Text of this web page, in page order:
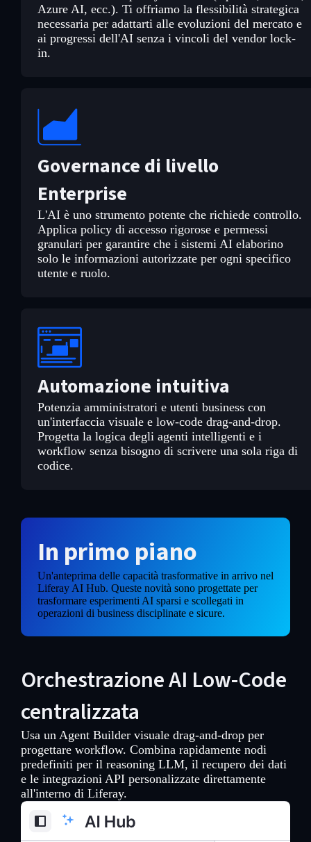
Azure AI, ecc.). Ti offriamo la flessibilità strategica
necessaria per adattarti alle evoluzioni del mercato e
ai progressi dell'AI senza i vincoli del vendor lock-
in.
Governance di livello
Enterprise
L'AI è uno strumento potente che richiede controllo.
Applica policy di accesso rigorose e permessi
granulari per garantire che i sistemi AI elaborino
solo le informazioni autorizzate per ogni specifico
utente e ruolo.
Automazione intuitiva
Potenzia amministratori e utenti business con
un'interfaccia visuale e low-code drag-and-drop.
Progetta la logica degli agenti intelligenti e i
workflow senza bisogno di scrivere una sola riga di
codice.
In primo piano
Un'anteprima delle capacità trasformative in arrivo nel
Liferay AI Hub. Queste novità sono progettate per
trasformare esperimenti AI sparsi e scollegati in
operazioni di business disciplinate e sicure.
Orchestrazione AI Low-Code
centralizzata
Usa un Agent Builder visuale drag-and-drop per
progettare workflow. Combina rapidamente nodi
predefiniti per il reasoning LLM, il recupero dei dati
e le integrazioni API personalizzate direttamente
all'interno di Liferay.